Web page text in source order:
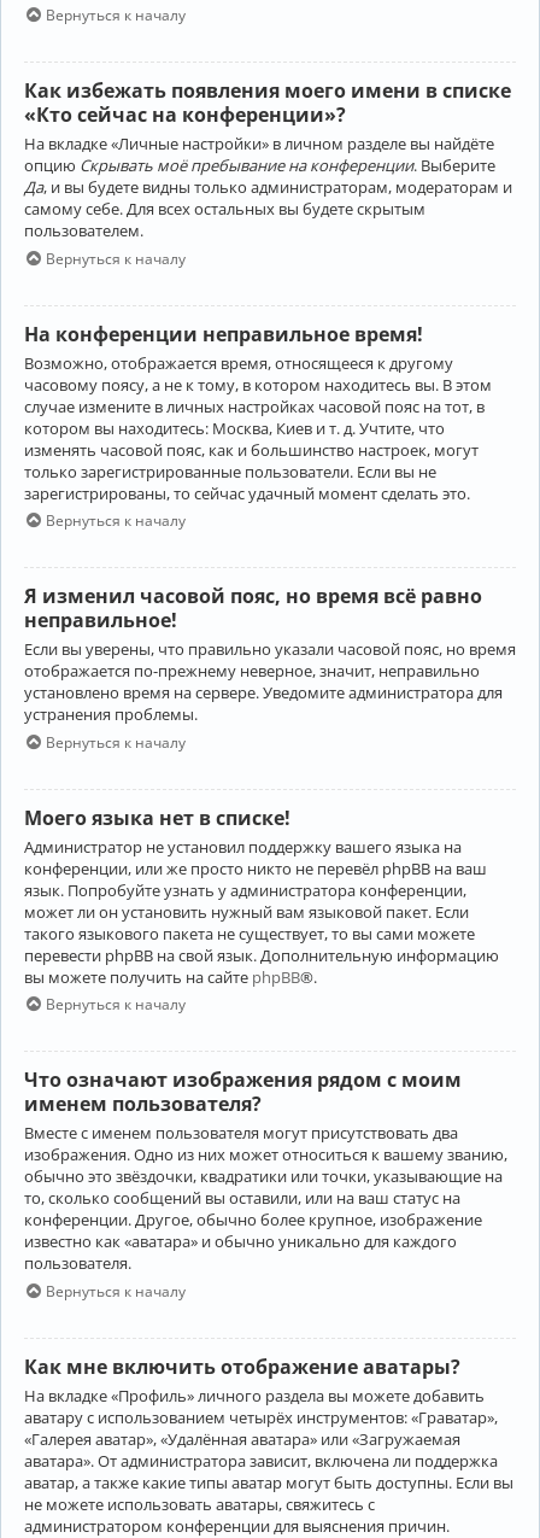
Вернуться к началу
Как избежать появления моего имени в списке
«Кто сейчас на конференции»?
На вкладке «Личные настройки» в личном разделе вы найдёте
опцию Скрывать моё пребывание на конференции. Выберите
Да, и вы будете видны только администраторам, модераторам и
самому себе. Для всех остальных вы будете скрытым
пользователем.
Вернуться к началу
На конференции неправильное время!
Возможно, отображается время, относящееся к другому
часовому поясу, а не к тому, в котором находитесь вы. В этом
случае измените в личных настройках часовой пояс на тот, в
котором вы находитесь: Москва, Киев и т. д. Учтите, что
изменять часовой пояс, как и большинство настроек, могут
только зарегистрированные пользователи. Если вы не
зарегистрированы, то сейчас удачный момент сделать это.
Вернуться к началу
Я изменил часовой пояс, но время всё равно
неправильное!
Если вы уверены, что правильно указали часовой пояс, но время
отображается по-прежнему неверное, значит, неправильно
установлено время на сервере. Уведомите администратора для
устранения проблемы.
Вернуться к началу
Моего языка нет в списке!
Администратор не установил поддержку вашего языка на
конференции, или же просто никто не перевёл phpBB на ваш
язык. Попробуйте узнать у администратора конференции,
может ли он установить нужный вам языковой пакет. Если
такого языкового пакета не существует, то вы сами можете
перевести phpBB на свой язык. Дополнительную информацию
вы можете получить на сайте phpBB®.
Вернуться к началу
Что означают изображения рядом с моим
именем пользователя?
Вместе с именем пользователя могут присутствовать два
изображения. Одно из них может относиться к вашему званию,
обычно это звёздочки, квадратики или точки, указывающие на
то, сколько сообщений вы оставили, или на ваш статус на
конференции. Другое, обычно более крупное, изображение
известно как «аватара» и обычно уникально для каждого
пользователя.
Вернуться к началу
Как мне включить отображение аватары?
На вкладке «Профиль» личного раздела вы можете добавить
аватару с использованием четырёх инструментов: «Граватар»,
«Галерея аватар», «Удалённая аватара» или «Загружаемая
аватара». От администратора зависит, включена ли поддержка
аватар, а также какие типы аватар могут быть доступны. Если вы
не можете использовать аватары, свяжитесь с
администратором конференции для выяснения причин.